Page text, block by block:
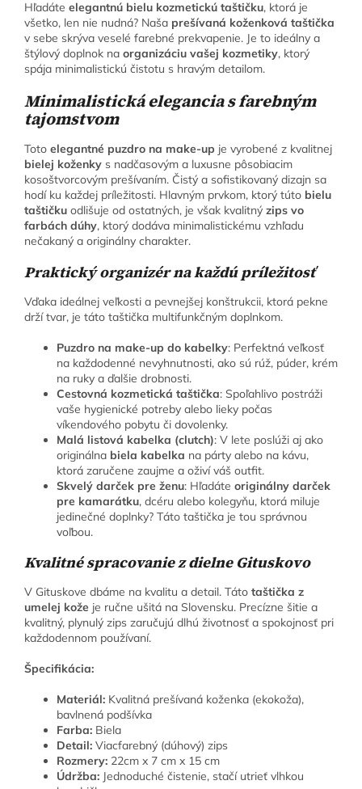
Hľadáte elegantnú bielu kozmetickú taštičku, ktorá je
všetko, len nie nudná? Naša prešívaná koženková taštička
v sebe skrýva veselé farebné prekvapenie. Je to ideálny a
štýlový doplnok na organizáciu vašej kozmetiky, ktorý
spája minimalistickú čistotu s hravým detailom.
Minimalistická elegancia s farebným
tajomstvom
Toto elegantné puzdro na make-up je vyrobené z kvalitnej
bielej koženky s nadčasovým a luxusne pôsobiacim
kosoštvorcovým prešívaním. Čistý a sofistikovaný dizajn sa
hodí ku každej príležitosti. Hlavným prvkom, ktorý túto bielu
taštičku odlišuje od ostatných, je však kvalitný zips vo
farbách dúhy, ktorý dodáva minimalistickému vzhľadu
nečakaný a originálny charakter.
Praktický organizér na každú príležitosť
Vďaka ideálnej veľkosti a pevnejšej konštrukcii, ktorá pekne
drží tvar, je táto taštička multifunkčným doplnkom.
Puzdro na make-up do kabelky: Perfektná veľkosť
na každodenné nevyhnutnosti, ako sú rúž, púder, krém
na ruky a ďalšie drobnosti.
Cestovná kozmetická taštička: Spoľahlivo postráži
vaše hygienické potreby alebo lieky počas
víkendového pobytu či dovolenky.
Malá listová kabelka (clutch): V lete poslúži aj ako
originálna biela kabelka na párty alebo na kávu,
ktorá zaručene zaujme a oživí váš outfit.
Skvelý darček pre ženu: Hľadáte originálny darček
pre kamarátku, dcéru alebo kolegyňu, ktorá miluje
jedinečné doplnky? Táto taštička je tou správnou
voľbou.
Kvalitné spracovanie z dielne Gituskovo
V Gituskove dbáme na kvalitu a detail. Táto taštička z
umelej kože je ručne ušitá na Slovensku. Precízne šitie a
kvalitný, plynulý zips zaručujú dlhú životnosť a spokojnosť pri
každodennom používaní.
Špecifikácia:
Materiál: Kvalitná prešívaná koženka (ekokoža),
bavlnená podšívka
Farba: Biela
Detail: Viacfarebný (dúhový) zips
Rozmery: 22cm x 7 cm x 15 cm
Údržba: Jednoduché čistenie, stačí utrieť vlhkou